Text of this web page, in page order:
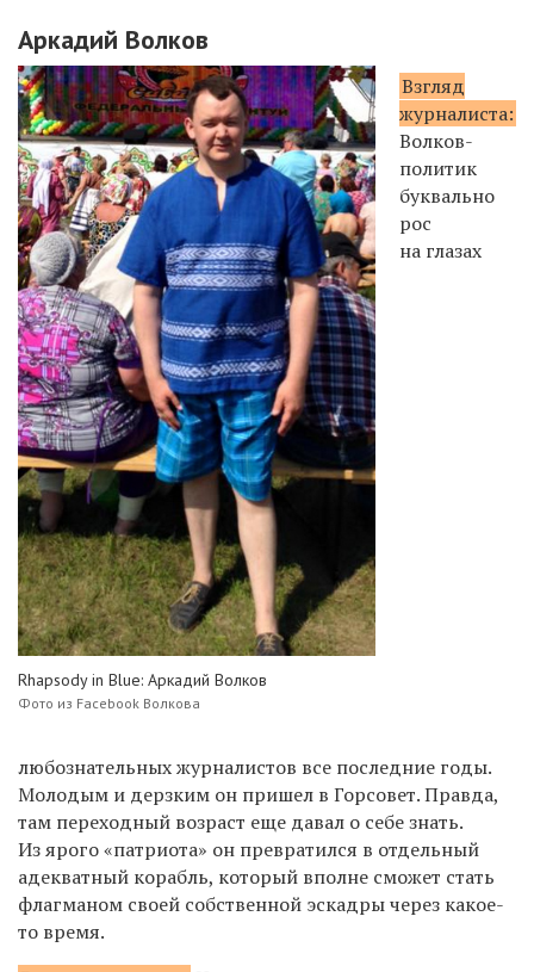
Аркадий Волков
Rhapsody in Blue: Аркадий Волков
Фото из Facebook Волкова
Взгляд
журналиста:
Волков-
политик
буквально
рос
на глазах
любознательных журналистов все последние годы.
Молодым и дерзким он пришел в Горсовет. Правда,
там переходный возраст еще давал о себе знать.
Из ярого «патриота» он превратился в отдельный
адекватный корабль, который вполне сможет стать
флагманом своей собственной эскадры через какое-
то время.